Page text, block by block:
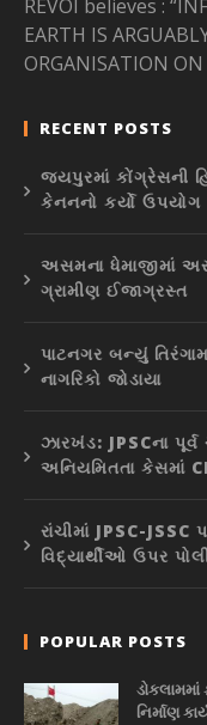
REVOI believes :
EARTH IS
ORGANISATION
RECENT POSTS
જયપુરમાં કોંગ્રેસની
કેનનનો કર્યો ઉપયોગ
અસમના ધેમાજીમાં
ગ્રામીણ ઈજાગ્રસ્ત
પાટનગર બન્યું
નાગરિકો જોડાયા
ઝારખંડ: JPSCના
અનિયમિતતા કેસમાં
રાંચીમાં JPSC-JSSC
વિદ્યાર્થીઓ ઉપર
POPULAR POSTS
નિર્માણ